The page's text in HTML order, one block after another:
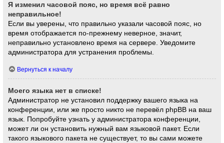
Я изменил часовой пояс, но время всё равно
неправильное!
Если вы уверены, что правильно указали часовой пояс, но
время отображается по-прежнему неверное, значит,
неправильно установлено время на сервере. Уведомите
администратора для устранения проблемы.
Вернуться к началу
Моего языка нет в списке!
Администратор не установил поддержку вашего языка на
конференции, или же просто никто не перевёл phpBB на ваш
язык. Попробуйте узнать у администратора конференции,
может ли он установить нужный вам языковой пакет. Если
такого языкового пакета не существует, то вы сами можете